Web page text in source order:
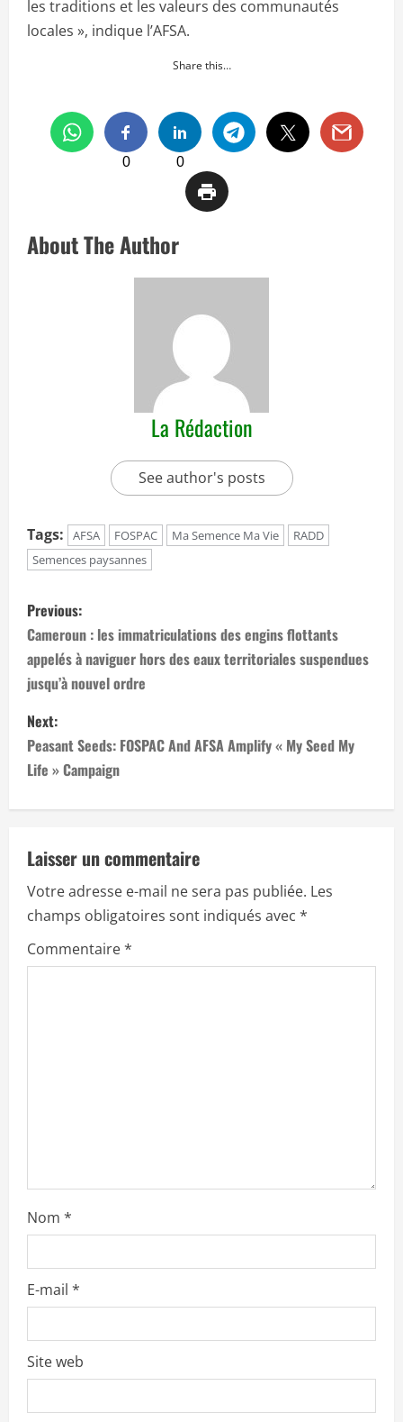
les traditions et les valeurs des communautés
locales », indique l’AFSA.
Share this…
0 0
About The Author
La Rédaction
See author's posts
Tags: AFSA FOSPAC Ma Semence Ma Vie
RADD
Semences paysannes
P
o
s
t
n
i
g
a
t
Previous:
Cameroun : les immatriculations des engins flottants
appelés à naviguer hors des eaux territoriales suspendues
jusqu’à nouvel ordre
Next:
Peasant Seeds: FOSPAC And AFSA Amplify « My Seed My
Life » Campaign
Laisser un commentaire
Votre adresse e-mail ne sera pas publiée. Les
champs obligatoires sont indiqués avec *
Commentaire*
Nom *
E-mail *
Site web